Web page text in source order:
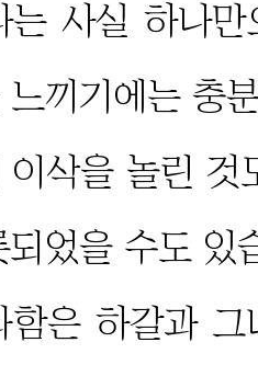
는 사실 하나
끼기에는 충
이삭을 놀린
었을 수도 있
함은 하갈과